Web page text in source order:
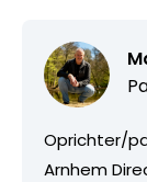
Oprichter/
Arnhem